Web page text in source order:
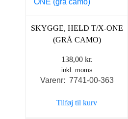
SKYGGE, HELD T/X-ONE
(GRÅ CAMO)
138,00 kr.
inkl. moms
Varenr: 7741-00-363
Tilføj til kurv